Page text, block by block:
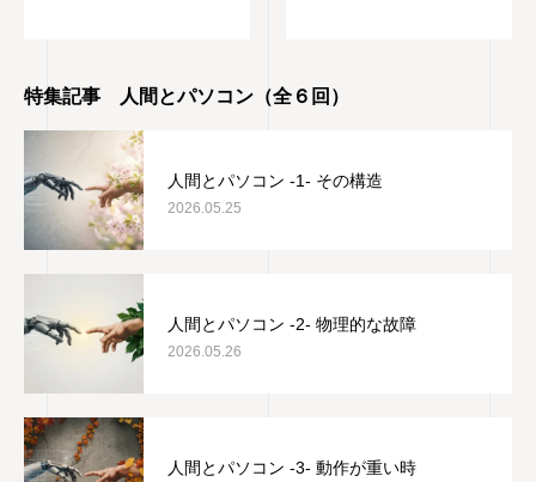
特集記事 人間とパソコン（全６回）
人間とパソコン -1- その構造
2026.05.25
人間とパソコン -2- 物理的な故障
2026.05.26
人間とパソコン -3- 動作が重い時